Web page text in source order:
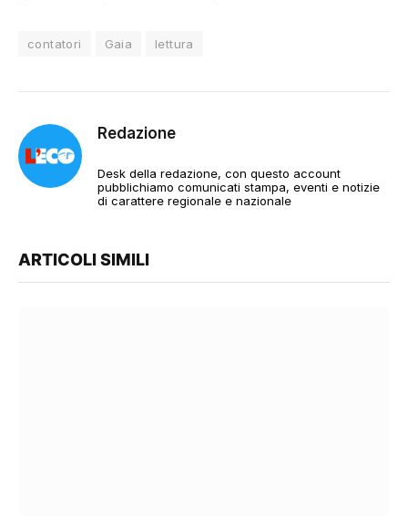
contatori Gaia lettura
Redazione
Desk della redazione, con questo account
pubblichiamo comunicati stampa, eventi e notizie
di carattere regionale e nazionale
ARTICOLI SIMILI